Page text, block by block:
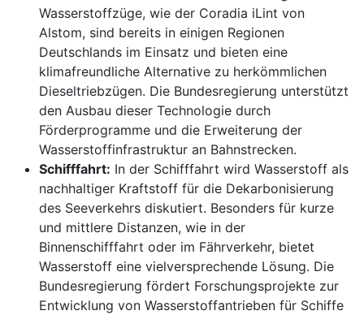
Wasserstoffzüge, wie der Coradia iLint von
Alstom, sind bereits in einigen Regionen
Deutschlands im Einsatz und bieten eine
klimafreundliche Alternative zu herkömmlichen
Dieseltriebzügen. Die Bundesregierung unterstützt
den Ausbau dieser Technologie durch
Förderprogramme und die Erweiterung der
Wasserstoffinfrastruktur an Bahnstrecken.
Schifffahrt: In der Schifffahrt wird Wasserstoff als
nachhaltiger Kraftstoff für die Dekarbonisierung
des Seeverkehrs diskutiert. Besonders für kurze
und mittlere Distanzen, wie in der
Binnenschifffahrt oder im Fährverkehr, bietet
Wasserstoff eine vielversprechende Lösung. Die
Bundesregierung fördert Forschungsprojekte zur
Entwicklung von Wasserstoffantrieben für Schiffe